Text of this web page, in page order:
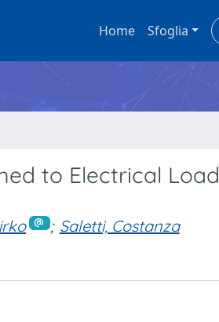
Home Sfoglia
to Electrical Load
; Saletti, Costanza